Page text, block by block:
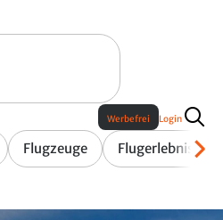
Flugzeuge Flugerlebnis
Werbefrei Login